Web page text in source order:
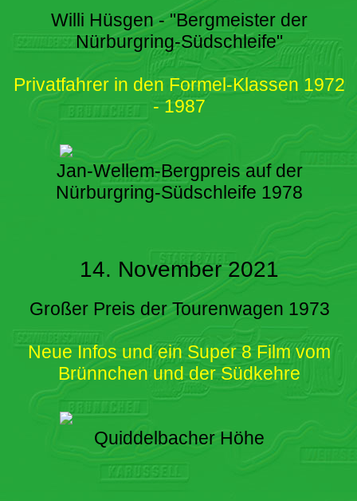
Willi Hüsgen - "Bergmeister der
Nürburgring-Südschleife"
Privatfahrer in den Formel-Klassen 1972
- 1987
Jan-Wellem-Bergpreis auf der
Nürburgring-Südschleife 1978
14. November 2021
Großer Preis der Tourenwagen 1973
Neue Infos und ein Super 8 Film vom
Brünnchen und der Südkehre
Quiddelbacher Höhe